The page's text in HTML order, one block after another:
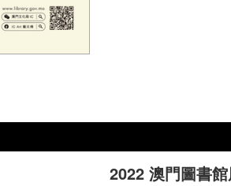
2022 澳門圖書